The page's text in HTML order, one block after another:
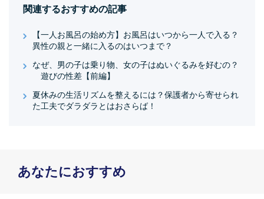
関連するおすすめの記事
【一人お風呂の始め方】お風呂はいつから一人で入る？
異性の親と一緒に入るのはいつまで？
なぜ、男の子は乗り物、女の子はぬいぐるみを好むの？
遊びの性差【前編】
夏休みの生活リズムを整えるには？保護者から寄せられ
た工夫でダラダラとはおさらば！
あなたにおすすめ